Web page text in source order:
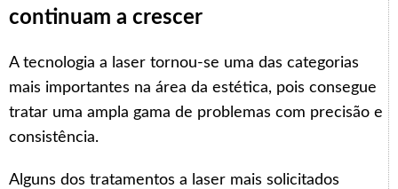
continuam a crescer
A tecnologia a laser tornou-se uma das categorias
mais importantes na área da estética, pois consegue
tratar uma ampla gama de problemas com precisão e
consistência.
Alguns dos tratamentos a laser mais solicitados